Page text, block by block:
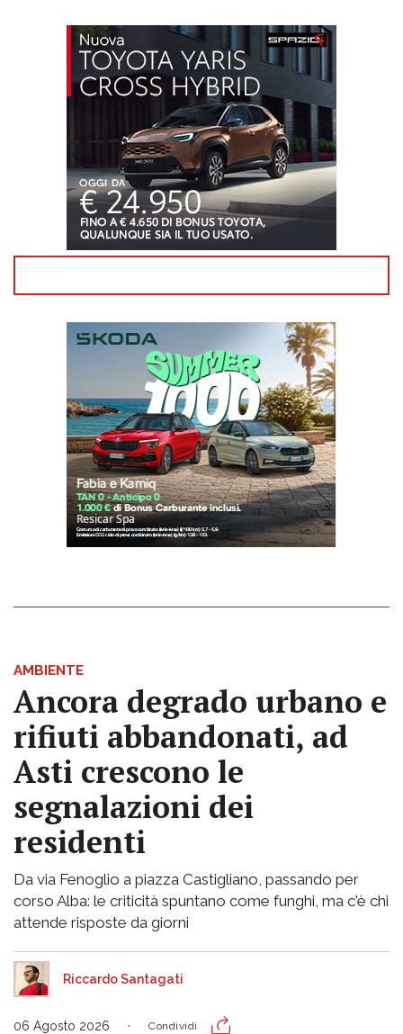
AMBIENTE
Ancora degrado urbano e
rifiuti abbandonati, ad
Asti crescono le
segnalazioni dei
residenti
Da via Fenoglio a piazza Castigliano, passando per
corso Alba: le criticità spuntano come funghi, ma c'è chi
attende risposte da giorni
Riccardo Santagati
06 Agosto 2026 Condividi